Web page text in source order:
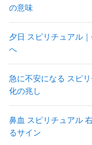
の意味
夕日 スピリチュアル
へ
急に不安になる スピ
化の兆し
鼻血 スピリチュアル
るサイン